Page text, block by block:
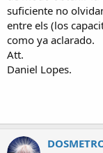
suficiente no
entre els (los
como ya aclarado.
Att.
Daniel Lopes.